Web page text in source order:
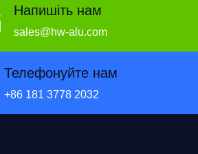
Напишіть нам
sales@hw-alu.com
Телефонуйте нам
+86 181 3778 2032